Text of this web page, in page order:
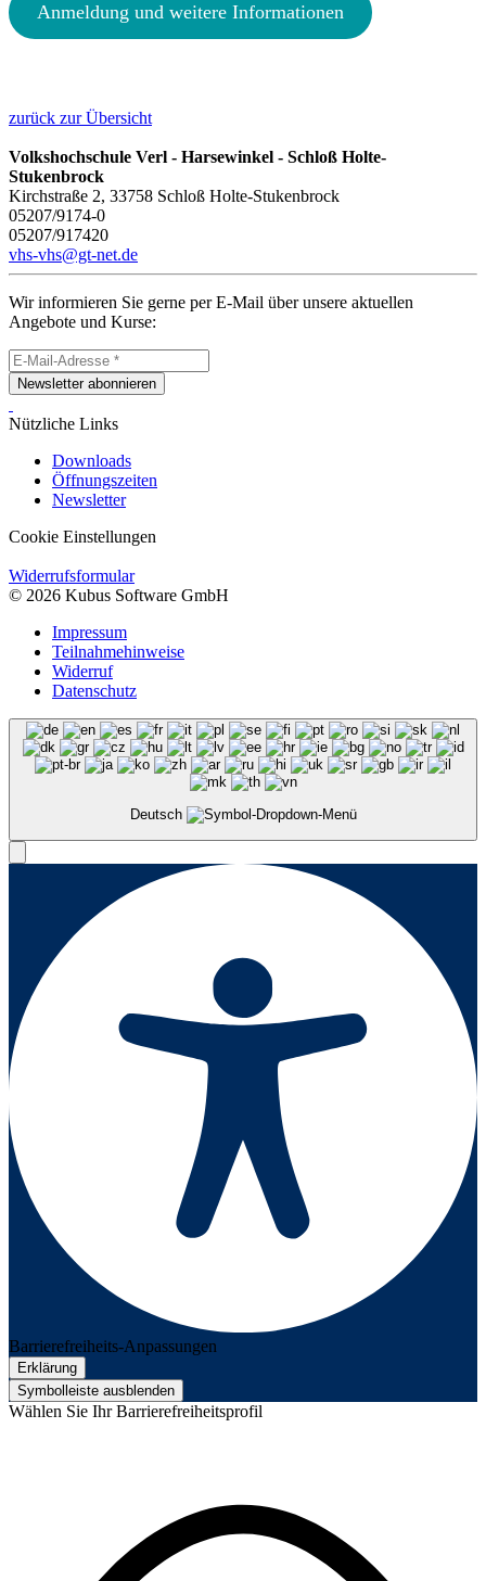
Anmeldung und weitere Informationen
zurück zur Übersicht
Volkshochschule Verl - Harsewinkel - Schloß Holte-
Stukenbrock
Kirchstraße 2, 33758 Schloß Holte-Stukenbrock
05207/9174-0
05207/917420
vhs-vhs@gt-net.de
Wir informieren Sie gerne per E-Mail über unsere aktuellen
Angebote und Kurse:
Newsletter abonnieren
Nützliche Links
Downloads
Öffnungszeiten
Newsletter
Cookie Einstellungen
Widerrufsformular
© 2026 Kubus Software GmbH
Impressum
Teilnahmehinweise
Widerruf
Datenschutz
Deutsch
Barrierefreiheits-Anpassungen
Erklärung
Symbolleiste ausblenden
Wählen Sie Ihr Barrierefreiheitsprofil